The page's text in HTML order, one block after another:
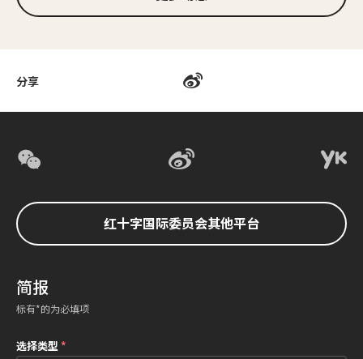
分享
红十字国际委员会其他平台
简报
标有*的为必填项
选择类型*